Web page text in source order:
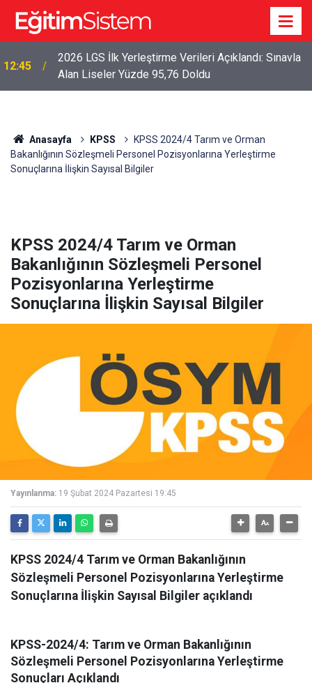
12:45
2026 LGS İlk Yerleştirme Verileri Açıklandı: Sınavla
Alan Liseler Yüzde 95,76 Doldu
Anasayfa KPSS
KPSS 2024/4 Tarım ve Orman
Bakanlığının Sözleşmeli Personel Pozisyonlarına Yerleştirme
Sonuçlarına İlişkin Sayısal Bilgiler
KPSS 2024/4 Tarım ve Orman
Bakanlığının Sözleşmeli Personel
Pozisyonlarına Yerleştirme
Sonuçlarına İlişkin Sayısal Bilgiler
Yayınlanma: 19 Şubat 2024 Pazartesi 19:45
KPSS 2024/4 Tarım ve Orman Bakanlığının
Sözleşmeli Personel Pozisyonlarına Yerleştirme
Sonuçlarına İlişkin Sayısal Bilgiler açıklandı
KPSS-2024/4: Tarım ve Orman Bakanlığının
Sözleşmeli Personel Pozisyonlarına Yerleştirme
Sonuçları Açıklandı